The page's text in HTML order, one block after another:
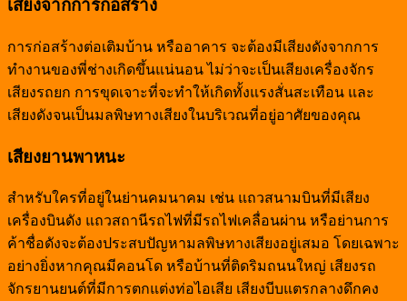
เสียงจากการก่อสร้าง
การก่อสร้างต่อเติมบ้าน หรืออาคาร จะต้องมีเสียงดังจากการ
ทำงานของพี่ช่างเกิดขึ้นแน่นอน ไม่ว่าจะเป็นเสียงเครื่องจักร
เสียงรถยก การขุดเจาะที่จะทำให้เกิดทั้งแรงสั่นสะเทือน และ
เสียงดังจนเป็นมลพิษทางเสียงในบริเวณที่อยู่อาศัยของคุณ
เสียงยานพาหนะ
สำหรับใครที่อยู่ในย่านคมนาคม เช่น แถวสนามบินที่มีเสียง
เครื่องบินดัง แถวสถานีรถไฟที่มีรถไฟเคลื่อนผ่าน หรือย่านการ
ค้าชื่อดังจะต้องประสบปัญหามลพิษทางเสียงอยู่เสมอ โดยเฉพาะ
อย่างยิ่งหากคุณมีคอนโด หรือบ้านที่ติดริมถนนใหญ่ เสียงรถ
จักรยานยนต์ที่มีการตกแต่งท่อไอเสีย เสียงบีบแตรกลางดึกคง